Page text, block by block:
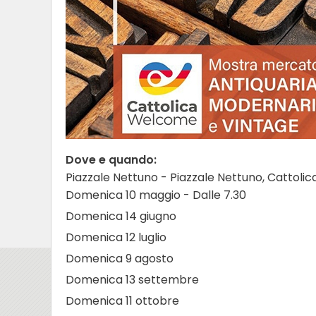
Dove e quando:
Piazzale Nettuno - Piazzale Nettuno,
Domenica 10 maggio - Dalle 7.30
Domenica 14 giugno
Domenica 12 luglio
Domenica 9 agosto
Domenica 13 settembre
Domenica 11 ottobre